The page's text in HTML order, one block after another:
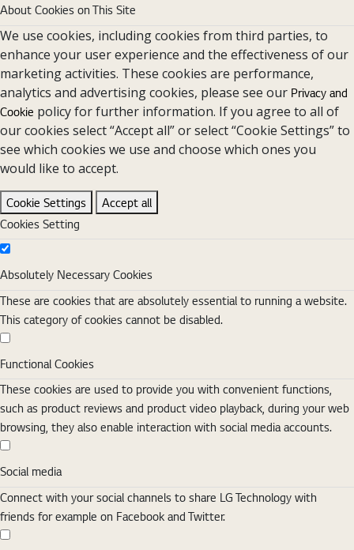
About Cookies on This Site
We use cookies, including cookies from third parties, to
enhance your user experience and the effectiveness of our
marketing activities. These cookies are performance,
analytics and advertising cookies, please see our Privacy and
Cookie policy for further information. If you agree to all of
our cookies select “Accept all” or select “Cookie Settings” to
see which cookies we use and choose which ones you
would like to accept.
Cookie Settings
Accept all
Cookies Setting
Absolutely Necessary Cookies
Absolutely Necessary Cookies
These are cookies that are absolutely essential to running a website.
This category of cookies cannot be disabled.
Functional Cookies
Functional Cookies
These cookies are used to provide you with convenient functions,
such as product reviews and product video playback, during your web
browsing, they also enable interaction with social media accounts.
Social media
Social media
Connect with your social channels to share LG Technology with
friends for example on Facebook and Twitter.
Analytics Cookies